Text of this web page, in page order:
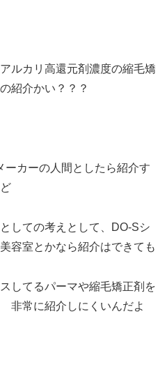
ルカリ高還元剤濃度の縮毛矯
紹介かい？？？
カーの人間としたら紹介す
しての考えとして、DO-Sシ
容室とかなら紹介はできても
してるパーマや縮毛矯正剤を
非常に紹介しにくいんだよ